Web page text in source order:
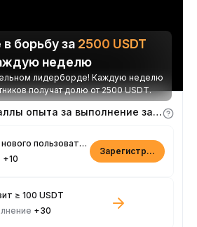
борьбу за 2500 USDT
неделю
лидерборде! Каждую неделю
получат долю от 2500 USDT.
Зарабатывайте баллы опыта за выполнение заданий
Регистрация нового пользователя
+10
Зарегистрироваться
≥ 100 USDT
+30